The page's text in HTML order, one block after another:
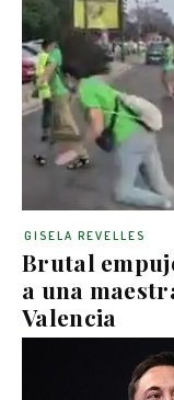
Brutal
a una
Valencia
GISELA REVELLES